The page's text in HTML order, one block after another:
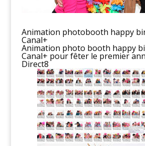
Animation photobooth happy
Canal+
Animation photo booth happy
Canal+ pour fêter le premier
Direct8